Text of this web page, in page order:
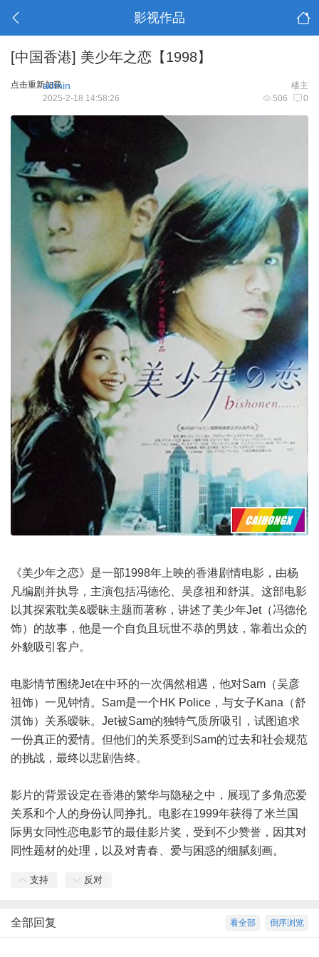
影视作品
[中国香港] 美少年之恋【1998】
点击重新加载 楼主
admin
506 0
2025-2-18 14:58:26
《美少年之恋》是一部1998年上映的香港剧情电影，由杨
凡编剧并执导，主演包括冯德伦、吴彦祖和舒淇。这部电影
以其探索耽美&暧昧主题而著称，讲述了美少年Jet（冯德伦
饰）的故事，他是一个自负且玩世不恭的男妓，靠着出众的
外貌吸引客户。
电影情节围绕Jet在中环的一次偶然相遇，他对Sam（吴彦
祖饰）一见钟情。Sam是一个HK Police，与女子Kana（舒
淇饰）关系暧昧。Jet被Sam的独特气质所吸引，试图追求
一份真正的爱情。但他们的关系受到Sam的过去和社会规范
的挑战，最终以悲剧告终。
影片的背景设定在香港的繁华与隐秘之中，展现了多角恋爱
关系和个人的身份认同挣扎。电影在1999年获得了米兰国
际男女同性恋电影节的最佳影片奖，受到不少赞誉，因其对
同性题材的处理，以及对青春、爱与困惑的细腻刻画。
支持 反对
倒序浏览
看全部
全部回复